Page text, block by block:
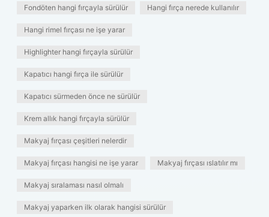
Fondöten hangi fırçayla sürülür Hangi fırça nerede kullanılır
Hangi rimel fırçası ne işe yarar
Highlighter hangi fırçayla sürülür
Kapatıcı hangi fırça ile sürülür
Kapatıcı sürmeden önce ne sürülür
Krem allık hangi fırçayla sürülür
Makyaj fırçası çeşitleri nelerdir
Makyaj fırçası hangisi ne işe yarar Makyaj fırçası ıslatılır mı
Makyaj sıralaması nasıl olmalı
Makyaj yaparken ilk olarak hangisi sürülür